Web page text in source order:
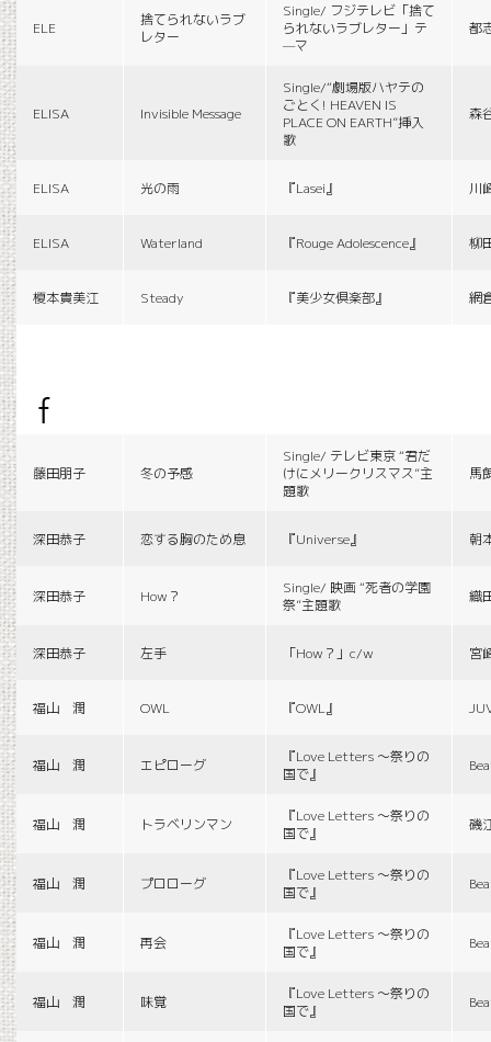
ELE
捨てられないラブ
レター
Single/ フジテレビ「捨て
られないラブレター」テ
—マ
都
ELISA Invisible Message
Single/“劇場版ハヤテの
ごとく! HEAVEN IS
PLACE ON EARTH”挿入
歌
森
ELISA 光の雨 『Lasei』 川
ELISA Waterland 『Rouge Adolescence』 柳
榎本貴美江 Steady 『美少女倶楽部』 網
f
藤田朋子 冬の予感
Single/ テレビ東京 “君だ
けにメリークリスマス”主
題歌
馬
深田恭子 恋する胸のため息 『Universe』 朝
深田恭子 How？
Single/ 映画 “死者の学園
祭”主題歌
織
深田恭子 左手 「How？」c/w 宮
福山 潤 OWL 『OWL』
福山 潤 エピローグ
『Love Letters 〜祭りの
国で』
福山 潤 トラベリンマン
『Love Letters 〜祭りの
国で』
磯
福山 潤 プロローグ
『Love Letters 〜祭りの
国で』
福山 潤 再会
『Love Letters 〜祭りの
国で』
福山 潤 味覚
『Love Letters 〜祭りの
国で』